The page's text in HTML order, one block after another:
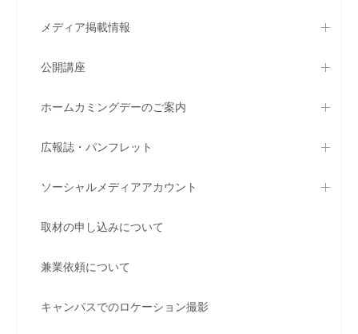
メディア掲載情報
公開講座
ホームカミングデーのご案内
広報誌・パンフレット
ソーシャルメディアアカウント
取材の申し込みについて
兼業依頼について
キャンパスでのロケーション撮影